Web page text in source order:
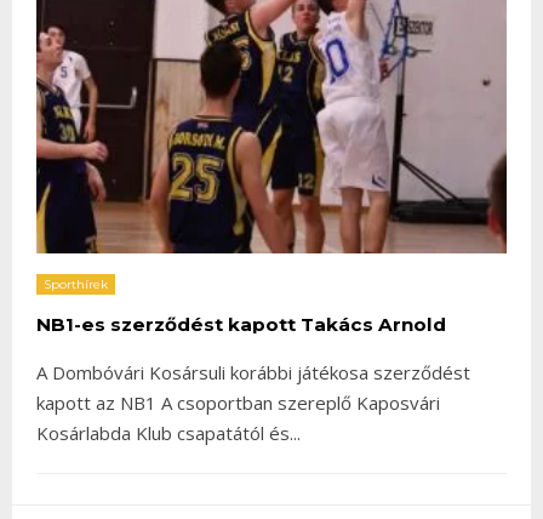
Sporthírek
NB1-es szerződést kapott Takács Arnold
A Dombóvári Kosársuli korábbi játékosa szerződést
kapott az NB1 A csoportban szereplő Kaposvári
Kosárlabda Klub csapatától és...